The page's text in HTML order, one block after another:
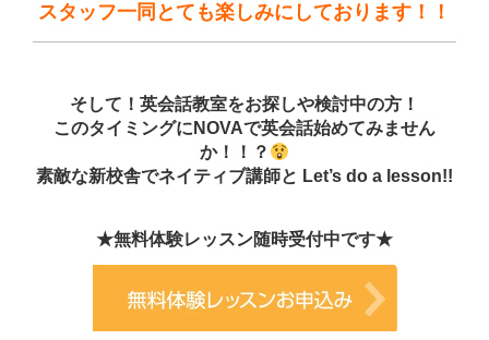
スタッフ一同とても楽しみにしております！！
そして！英会話教室をお探しや検討中の方！
このタイミングにNOVAで英会話始めてみません
か！！？
素敵な新校舎でネイティブ講師と Let’s do a lesson!!
★無料体験レッスン随時受付中です★